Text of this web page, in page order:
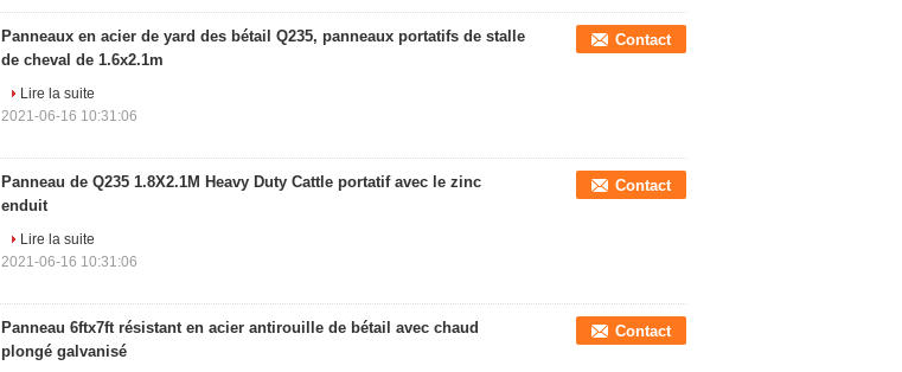
Panneaux en acier de yard des bétail Q235, panneaux portatifs de stalle
de cheval de 1.6x2.1m
Contact
Lire la suite
2021-06-16 10:31:06
Panneau de Q235 1.8X2.1M Heavy Duty Cattle portatif avec le zinc
enduit
Contact
Lire la suite
2021-06-16 10:31:06
Panneau 6ftx7ft résistant en acier antirouille de bétail avec chaud
plongé galvanisé
Contact